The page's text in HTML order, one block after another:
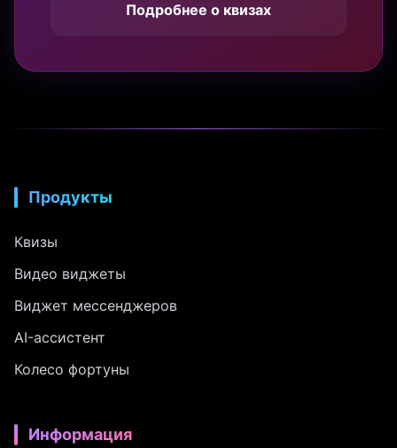
Подробнее о квизах
Продукты
Квизы
Видео виджеты
Виджет мессенджеров
AI-ассистент
Колесо фортуны
Информация